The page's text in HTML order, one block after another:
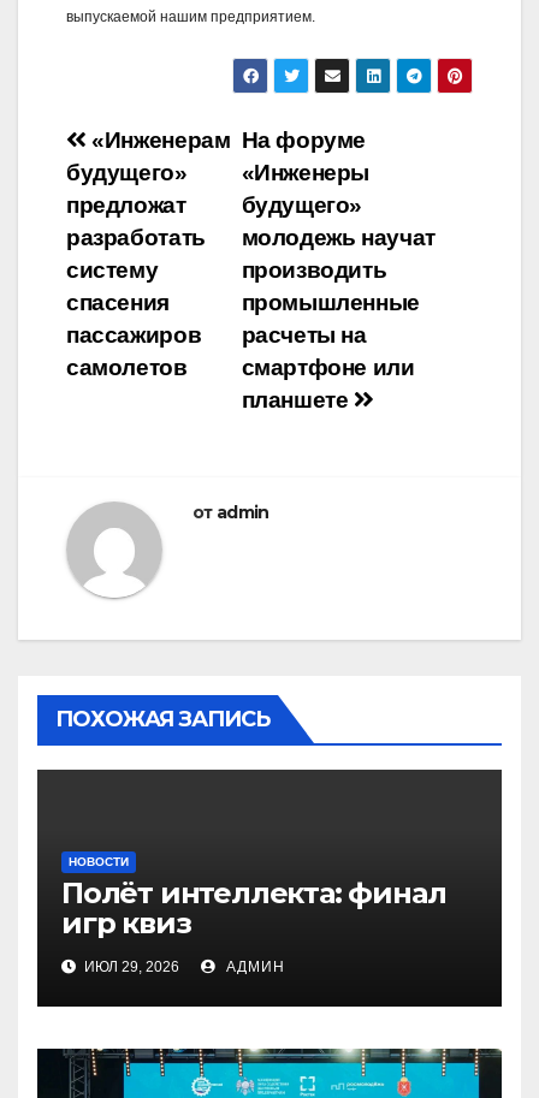
выпускаемой нашим предприятием.
Навигация
по
записям
На форуме
«Инженеры
будущего»
молодежь научат
производить
промышленные
расчеты на
смартфоне или
планшете
«Инженерам
будущего»
предложат
разработать
систему
спасения
пассажиров
самолетов
от admin
ПОХОЖАЯ ЗАПИСЬ
НОВОСТИ
Полёт интеллекта: финал
игр квиз
ИЮЛ 29, 2026 АДМИН